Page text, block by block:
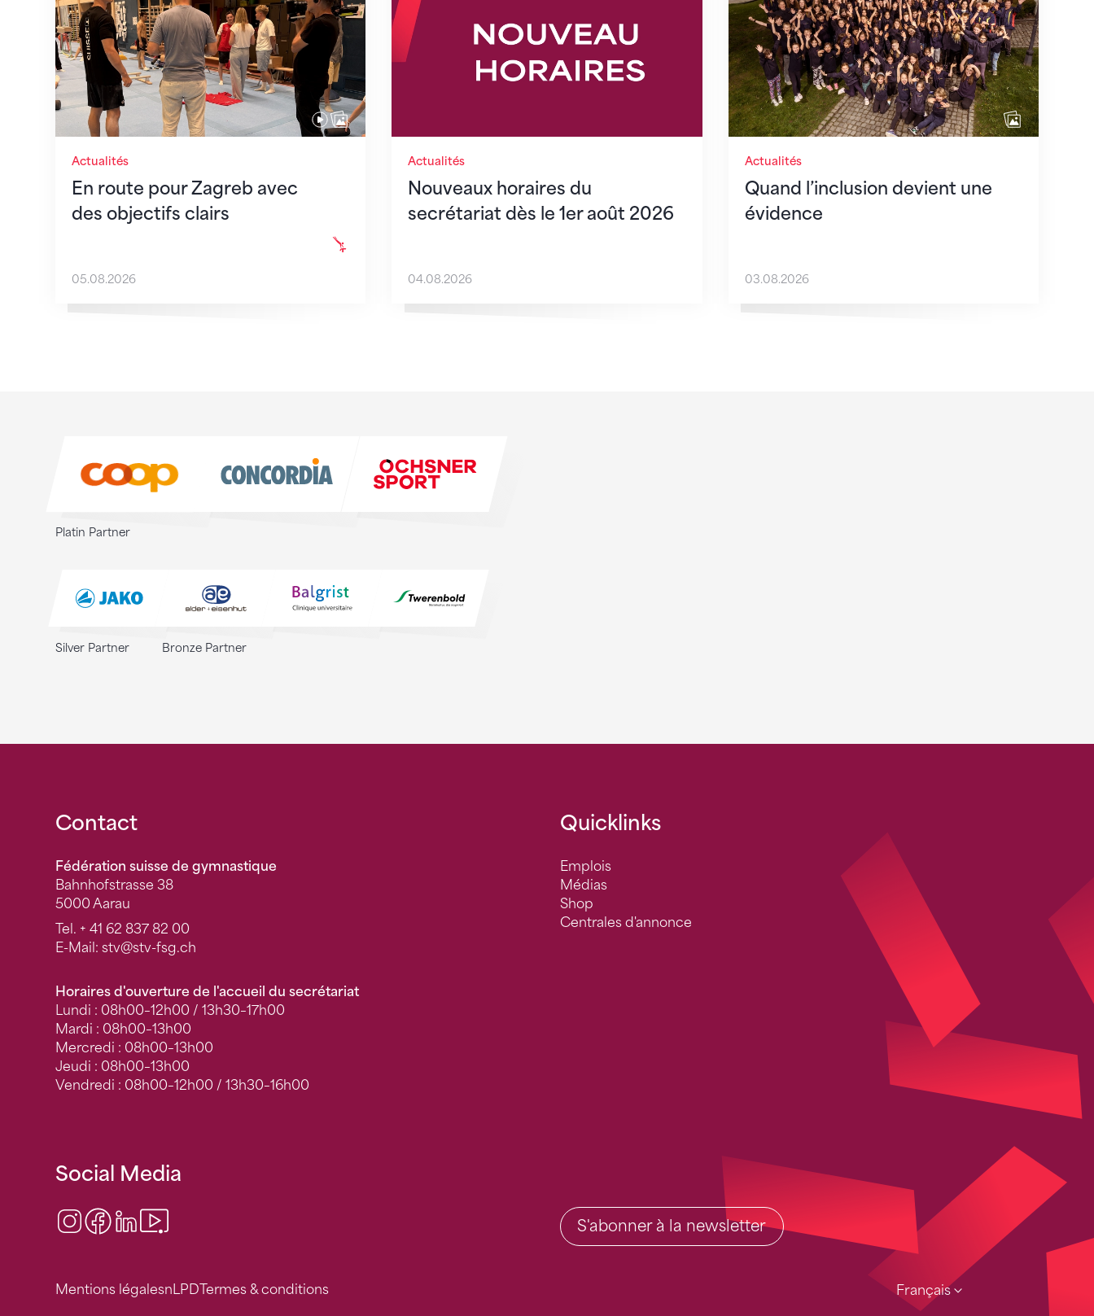
Actualités
En route pour Zagreb avec
des objectifs clairs
05.08.2026
Actualités
Nouveaux horaires du
secrétariat dès le 1er août 2026
04.08.2026
Actualités
Quand l’inclusion devient une
évidence
03.08.2026
Platin Partner
Silver Partner Bronze Partner
Fusszeile
Contact
Fédération suisse de gymnastique
Bahnhofstrasse 38
5000 Aarau
Tel. + 41 62 837 82 00
E-Mail: stv@stv-fsg.ch
Horaires d'ouverture de l'accueil du secrétariat
Lundi : 08h00–12h00 / 13h30–17h00
Mardi : 08h00–13h00
Mercredi : 08h00–13h00
Jeudi : 08h00–13h00
Vendredi : 08h00–12h00 / 13h30–16h00
Quicklinks
Emplois
Médias
Shop
Centrales d'annonce
Français
Social Media
Instagram
Facebook
LinkedIn S'abonner à la newsletter
Mentions légalesnLPD Termes & conditions